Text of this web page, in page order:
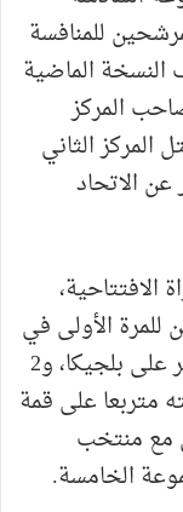
للمنافسة
النسخة الماضية
صاحب المركز
المركز الثاني
الاتحاد
الافتتاحية،
الأولى في
تاريخه بالمونديال، عندما تغلب 2 / صفر على بلجيكا، و2
7 نقاط جعلته متربعا على قمة
مع منتخب
الخامسة.